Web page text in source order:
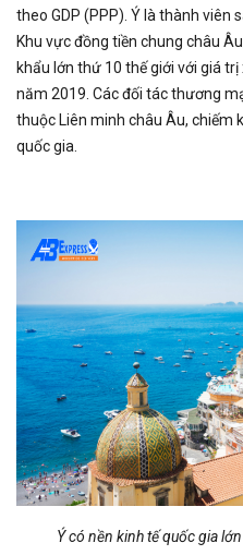
theo GDP (PPP). Ý là thành viên
Khu vực đồng tiền chung châu
khẩu lớn thứ 10 thế giới với giá
năm 2019. Các đối tác thương
thuộc Liên minh châu Âu, chiếm
quốc gia.
Ý có nền kinh tế quốc gia